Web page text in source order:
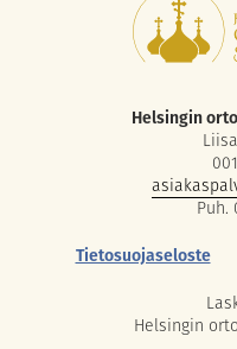
Helsingin
Puh.
Tietosuojaseloste
Helsingin